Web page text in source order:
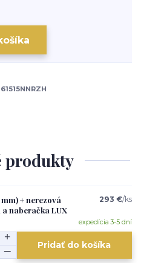
produkty
+ nerezová
naberačka LUX
293 €/ks
expedícia 3-5 dní
Pridať do košíka